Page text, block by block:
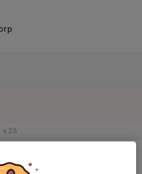
v.25